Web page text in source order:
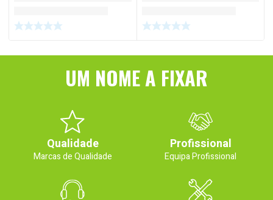
UM NOME A FIXAR
Qualidade
Marcas de Qualidade
Profissional
Equipa Profissional